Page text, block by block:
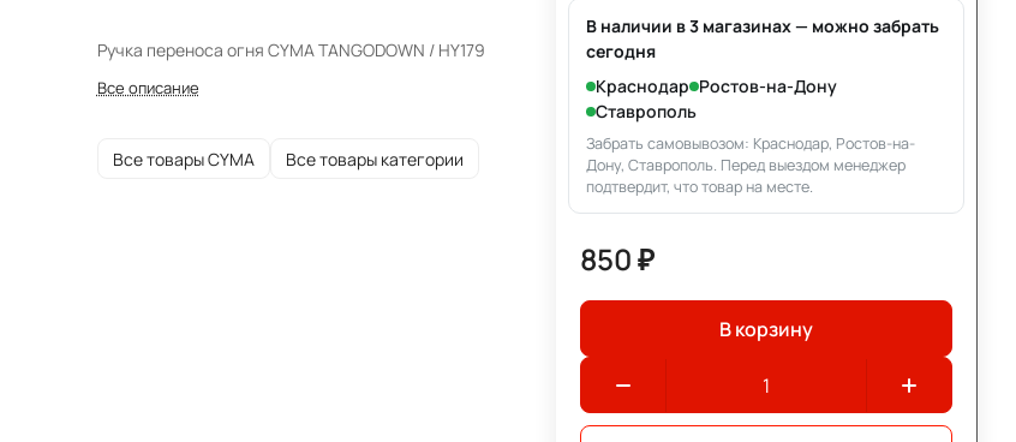
Ручка переноса огня CYMA TANGODOWN / HY179
Все описание
Все товары CYMA Все товары категории
В наличии в 3 магазинах — можно забрать
сегодня
Краснодар Ростов-на-Дону
Ставрополь
Забрать самовывозом: Краснодар, Ростов-на-
Дону, Ставрополь. Перед выездом менеджер
подтвердит, что товар на месте.
850 ₽
В корзину